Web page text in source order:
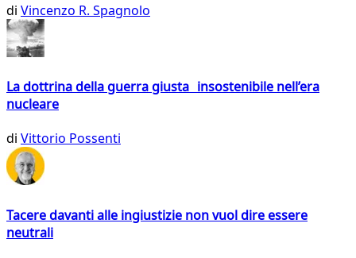
di Vincenzo R. Spagnolo
La dottrina della guerra giusta insostenibile nell’era
nucleare
di Vittorio Possenti
Tacere davanti alle ingiustizie non vuol dire essere
neutrali